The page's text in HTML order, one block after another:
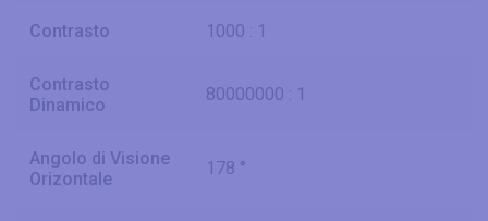
Contrasto 1000 : 1
Contrasto
Dinamico
80000000 : 1
Angolo di Visione
Orizontale
178 °